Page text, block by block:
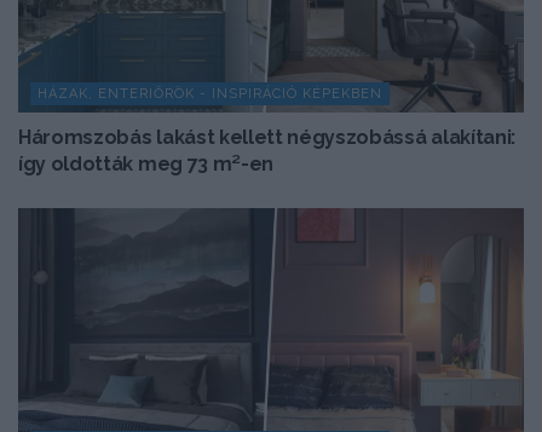
HÁZAK, ENTERIŐRÖK - INSPIRÁCIÓ KÉPEKBEN
Háromszobás lakást kellett négyszobássá alakítani:
így oldották meg 73 m²-en